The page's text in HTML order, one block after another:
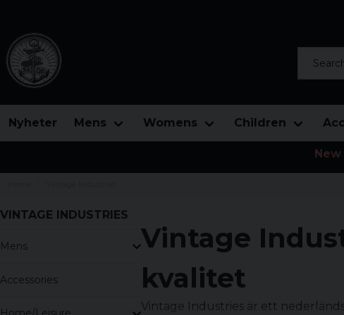
Nyheter Mens Womens Children
VINTAGE INDUSTRIES
Mens
Accessories
Vintage
kvalitet
Vintage Industries är ett